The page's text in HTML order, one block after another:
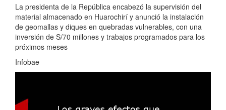
La presidenta de la República encabezó la supervisión del
material almacenado en Huarochirí y anunció la instalación
de geomallas y diques en quebradas vulnerables, con una
inversión de S/70 millones y trabajos programados para los
próximos meses
Infobae